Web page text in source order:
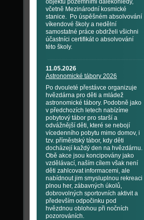
objektů pozemními dalekohledy,
včetně Mezinárodní kosmické
stanice. Po úspěšném absolvování
víkendové školy a nedělní
samostatné práce obdrželi všichni
účastníci certifikát o absolvování
této školy.
11.05.2026
Astronomické tábory 2026
Po dvouleté přestávce organizuje
hvězdárna pro děti a mládež
astronomické tábory. Podobně jako
v předchozích letech nabízíme
pobytový tábor pro starší a
odvážnější děti, které se nebojí
vícedenního pobytu mimo domov, i
tzv. příměstský tábor, kdy děti
docházejí každý den na hvězdárnu.
Obě akce jsou koncipovány jako
vzdělávací, naším cílem však není
děti zahlcovat informacemi, ale
nabídnout jim smysluplnou rekreaci
plnou her, zábavných úkolů,
dobrovolných sportovních aktivit a
především odpočinku pod
hvězdnou oblohou při nočních
pozorováních.